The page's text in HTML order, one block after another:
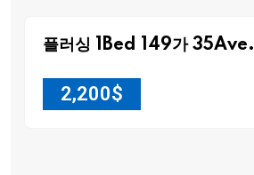
플러싱 1Bed 149가 35Ave.
2,200$